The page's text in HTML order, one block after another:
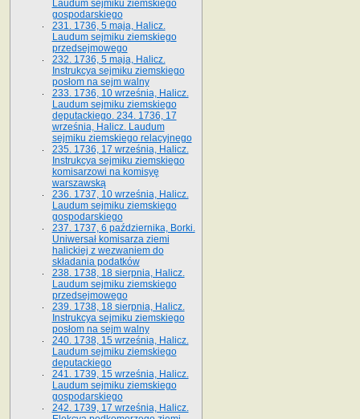
Laudum sejmiku ziemskiego
gospodarskiego
231. 1736, 5 maja, Halicz.
Laudum sejmiku ziemskiego
przedsejmowego
232. 1736, 5 maja, Halicz.
Instrukcya sejmiku ziemskiego
posłom na sejm walny
233. 1736, 10 września, Halicz.
Laudum sejmiku ziemskiego
deputackiego. 234. 1736, 17
września, Halicz. Laudum
sejmiku ziemskiego relacyjnego
235. 1736, 17 września, Halicz.
Instrukcya sejmiku ziemskiego
komisarzowi na komisyę
warszawską
236. 1737, 10 września, Halicz.
Laudum sejmiku ziemskiego
gospodarskiego
237. 1737, 6 października, Borki.
Uniwersał komisarza ziemi
halickiej z wezwaniem do
składania podatków
238. 1738, 18 sierpnia, Halicz.
Laudum sejmiku ziemskiego
przedsejmowego
239. 1738, 18 sierpnia, Halicz.
Instrukcya sejmiku ziemskiego
posłom na sejm walny
240. 1738, 15 września, Halicz.
Laudum sejmiku ziemskiego
deputackiego
241. 1739, 15 września, Halicz.
Laudum sejmiku ziemskiego
gospodarskiego
242. 1739, 17 września, Halicz.